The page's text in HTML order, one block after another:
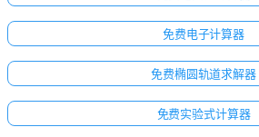
免费电子计算器
免费椭圆轨道求解器
免费实验式计算器